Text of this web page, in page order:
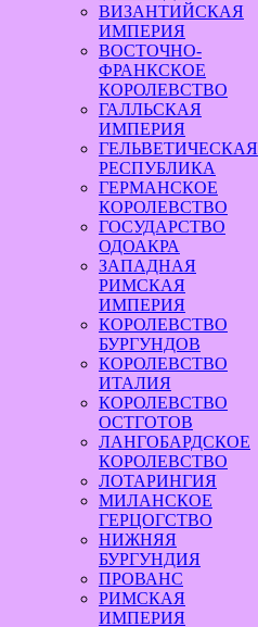
ВИЗАНТИЙСКАЯ
ИМПЕРИЯ
ВОСТОЧНО-
ФРАНКСКОЕ
КОРОЛЕВСТВО
ГАЛЛЬСКАЯ
ИМПЕРИЯ
ГЕЛЬВЕТИЧЕСКАЯ
РЕСПУБЛИКА
ГЕРМАНСКОЕ
КОРОЛЕВСТВО
ГОСУДАРСТВО
ОДОАКРА
ЗАПАДНАЯ
РИМСКАЯ
ИМПЕРИЯ
КОРОЛЕВСТВО
БУРГУНДОВ
КОРОЛЕВСТВО
ИТАЛИЯ
КОРОЛЕВСТВО
ОСТГОТОВ
ЛАНГОБАРДСКОЕ
КОРОЛЕВСТВО
ЛОТАРИНГИЯ
МИЛАНСКОЕ
ГЕРЦОГСТВО
НИЖНЯЯ
БУРГУНДИЯ
ПРОВАНС
РИМСКАЯ
ИМПЕРИЯ